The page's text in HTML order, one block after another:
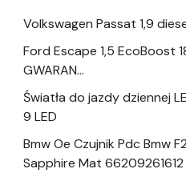
Volkswagen Passat 1,9
Ford Escape 1,5 EcoBoost
GWARAN…
Światła do jazdy dziennej
9 LED
Bmw Oe Czujnik Pdc Bmw
Sapphire Mat 66209261612